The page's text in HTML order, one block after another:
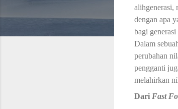
alihgenerasi,
dengan apa
bagi
Dalam
perubahan
pengganti
melahirkan
Dari Fast